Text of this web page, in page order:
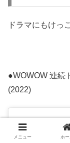
ドラマにもけっ
●WOWOW 連続
(2022)
メニュー ホー